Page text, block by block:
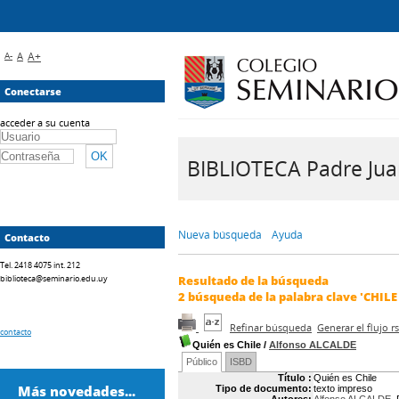
BIBLIOTECA Padre
Nueva búsqueda Ayuda
Resultado de la búsqueda
2búsqueda de la palabra clave
Refinar búsqueda Generar el flujo
Quién es Chile / Alfonso ALCALDE
Público
ISBD
Título : Quién es Chile
Tipo de documento: texto impreso
A- A A+
Conectarse
acceder a su cuenta
Contacto
Tel. 2418 4075 int. 212
biblioteca@seminario.edu.uy
contacto
Más novedades...